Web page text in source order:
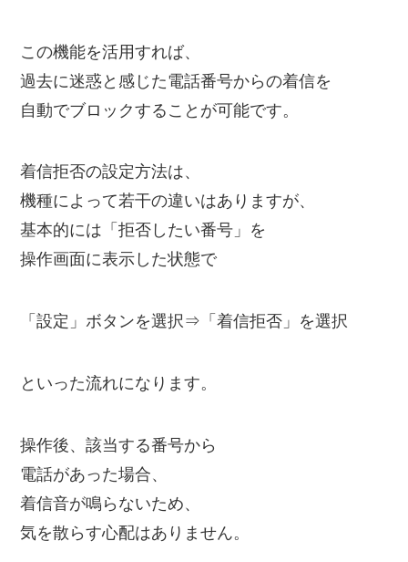
この機能を活用すれば、
過去に迷惑と感じた電話番号からの着信を
自動でブロックすることが可能です。
着信拒否の設定方法は、
機種によって若干の違いはありますが、
基本的には「拒否したい番号」を
操作画面に表示した状態で
「設定」ボタンを選択⇒「着信拒否」を選択
といった流れになります。
操作後、該当する番号から
電話があった場合、
着信音が鳴らないため、
気を散らす心配はありません。